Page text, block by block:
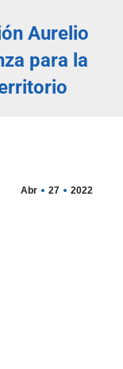
Aurelio
para la
Abr 27 2022